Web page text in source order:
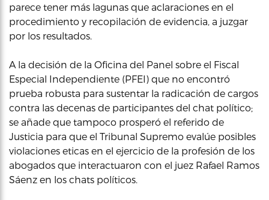
parece tener más lagunas que aclaraciones en el
procedimiento y recopilación de evidencia, a juzgar
por los resultados.
A la decisión de la Oficina del Panel sobre el Fiscal
Especial Independiente (PFEI) que no encontró
prueba robusta para sustentar la radicación de cargos
contra las decenas de participantes del chat político;
se añade que tampoco prosperó el referido de
Justicia para que el Tribunal Supremo evalúe posibles
violaciones eticas en el ejercicio de la profesión de los
abogados que interactuaron con el juez Rafael Ramos
Sáenz en los chats políticos.